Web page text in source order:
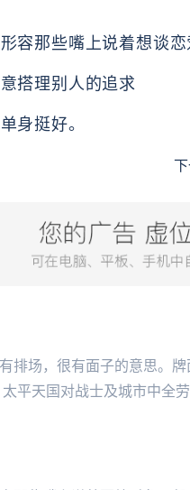
容那些嘴上说着想谈
搭理别人的追求
身挺好。
下
排场，很有面子的意思。
平天国对战士及城市中全